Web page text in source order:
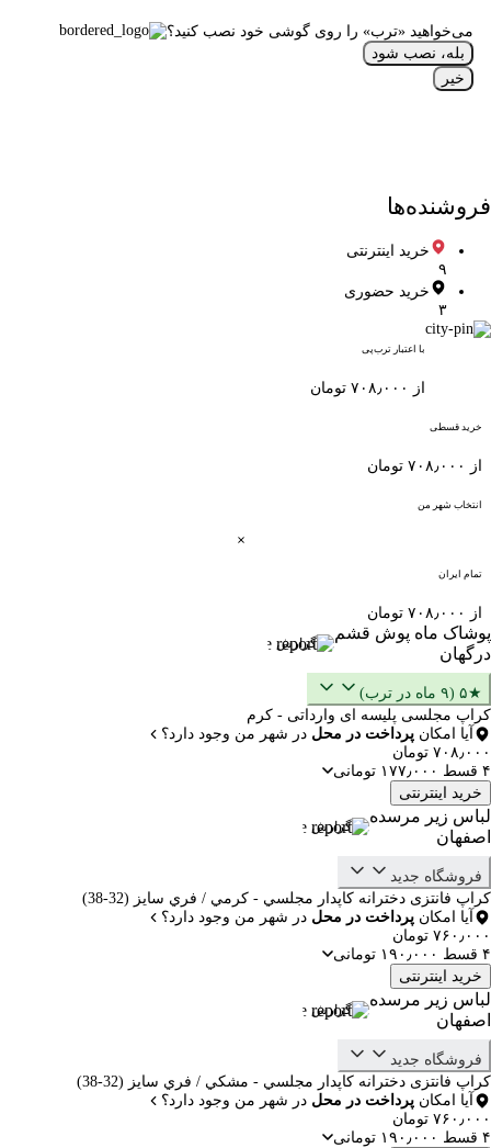
می‌خواهید «ترب» را روی گوشی خود نصب کنید؟
بله، نصب شود
خیر
فروشنده‌ها
خرید اینترنتی
۹
خرید حضوری
۳
با اعتبار ترب‌پی
از ۷۰۸٫۰۰۰ تومان
خرید قسطی
از ۷۰۸٫۰۰۰ تومان
انتخاب شهر من
تمام ایران
از ۷۰۸٫۰۰۰ تومان
پوشاک ماه پوش قشم
درگهان
گزارش
★۵ (۹ ماه در ترب)
کراپ مجلسی پلیسه ای وارداتی - کرم
آیا امکان پرداخت در محل در شهر من وجود دارد؟
۷۰۸٫۰۰۰ تومان
۴ قسط ۱۷۷٫۰۰۰ تومانی
خرید اینترنتی
لباس زیر مرسده
اصفهان
گزارش
فروشگاه جدید
کراپ فانتزی دخترانه كاپدار مجلسي - كرمي / فري سايز (32-38)
آیا امکان پرداخت در محل در شهر من وجود دارد؟
۷۶۰٫۰۰۰ تومان
۴ قسط ۱۹۰٫۰۰۰ تومانی
خرید اینترنتی
لباس زیر مرسده
اصفهان
گزارش
فروشگاه جدید
کراپ فانتزی دخترانه كاپدار مجلسي - مشكي / فري سايز (32-38)
آیا امکان پرداخت در محل در شهر من وجود دارد؟
۷۶۰٫۰۰۰ تومان
۴ قسط ۱۹۰٫۰۰۰ تومانی